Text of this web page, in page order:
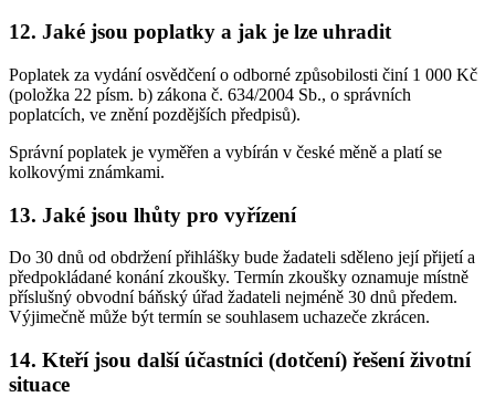
12. Jaké jsou poplatky a jak je lze uhradit
Poplatek za vydání osvědčení o odborné způsobilosti činí 1 000 Kč
(položka 22 písm. b) zákona č. 634/2004 Sb., o správních
poplatcích, ve znění pozdějších předpisů).
Správní poplatek je vyměřen a vybírán v české měně a platí se
kolkovými známkami.
13. Jaké jsou lhůty pro vyřízení
Do 30 dnů od obdržení přihlášky bude žadateli sděleno její přijetí a
předpokládané konání zkoušky. Termín zkoušky oznamuje místně
příslušný obvodní báňský úřad žadateli nejméně 30 dnů předem.
Výjimečně může být termín se souhlasem uchazeče zkrácen.
14. Kteří jsou další účastníci (dotčení) řešení životní
situace